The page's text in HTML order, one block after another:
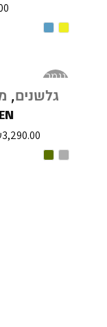
נגמר
במלאי
גלשנים,
3,290.00